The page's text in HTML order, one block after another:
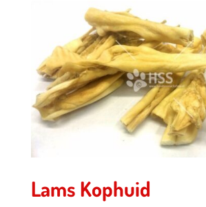
Lams Kophuid